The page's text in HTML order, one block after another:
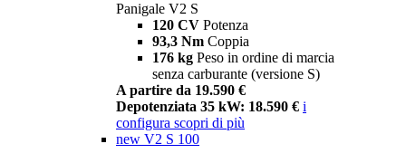
Panigale V2 S
120 CV Potenza
93,3 Nm Coppia
176 kg Peso in ordine di marcia
senza carburante (versione S)
A partire da 19.590 €
Depotenziata 35 kW: 18.590 € i
configura scopri di più
new V2 S 100